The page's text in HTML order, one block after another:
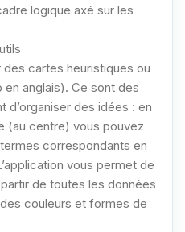
logique axé sur les
cartes heuristiques ou
anglais). Ce sont des
d’organiser des idées : en
(au centre) vous pouvez
correspondants en
vous permet de
de toutes les données
couleurs et formes de